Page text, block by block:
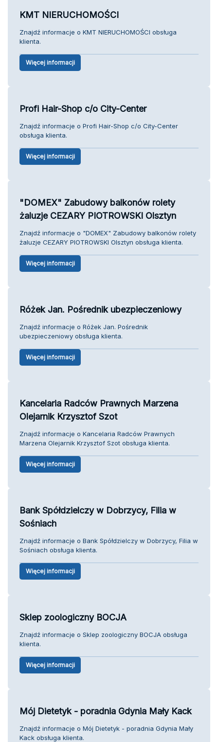
KMT NIERUCHOMOŚCI
Znajdź informacje o KMT NIERUCHOMOŚCI obsługa
klienta.
Więcej informacji
Profi Hair-Shop c/o City-Center
Znajdź informacje o Profi Hair-Shop c/o City-Center
obsługa klienta.
Więcej informacji
"DOMEX" Zabudowy balkonów rolety
żaluzje CEZARY PIOTROWSKI Olsztyn
Znajdź informacje o "DOMEX" Zabudowy balkonów rolety
żaluzje CEZARY PIOTROWSKI Olsztyn obsługa klienta.
Więcej informacji
Różek Jan. Pośrednik ubezpieczeniowy
Znajdź informacje o Różek Jan. Pośrednik
ubezpieczeniowy obsługa klienta.
Więcej informacji
Kancelaria Radców Prawnych Marzena
Olejarnik Krzysztof Szot
Znajdź informacje o Kancelaria Radców Prawnych
Marzena Olejarnik Krzysztof Szot obsługa klienta.
Więcej informacji
Bank Spółdzielczy w Dobrzycy, Filia w
Sośniach
Znajdź informacje o Bank Spółdzielczy w Dobrzycy, Filia w
Sośniach obsługa klienta.
Więcej informacji
Sklep zoologiczny BOCJA
Znajdź informacje o Sklep zoologiczny BOCJA obsługa
klienta.
Więcej informacji
Mój Dietetyk - poradnia Gdynia Mały Kack
Znajdź informacje o Mój Dietetyk - poradnia Gdynia Mały
Kack obsługa klienta.